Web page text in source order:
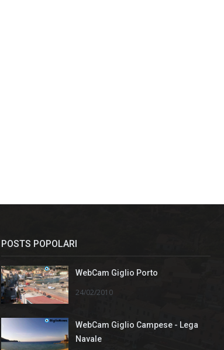
POSTS POPOLARI
WebCam Giglio Porto
24/02/2010
WebCam Giglio Campese - Lega
Navale